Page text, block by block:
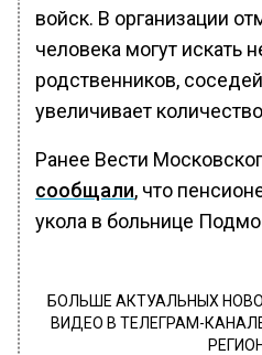
войск. В организации
человека могут искать
родственников,
увеличивает
Ранее Вести
сообщали, что
укола в больнице
БОЛЬШЕ АКТУАЛЬНЫХ
ВИДЕО В ТЕЛЕГРАМ-